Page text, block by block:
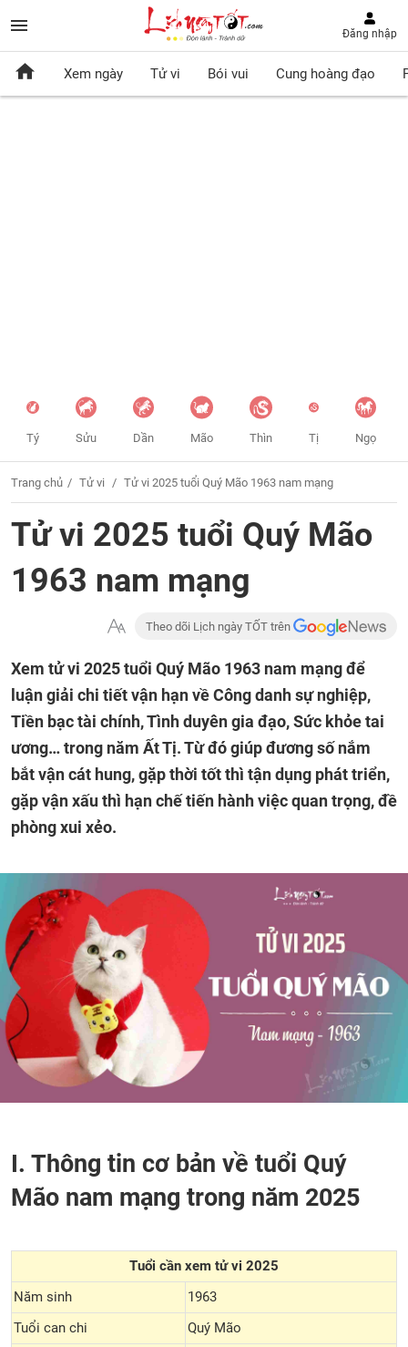
Đăng nhập
Xem ngày Tử vi Bói vui Cung hoàng đạo
Tý Sửu Dần Mão Thìn Tị Ngọ
Trang chủ Tử vi Tử vi 2025 tuổi Quý Mão 1963 nam mạng
Tử vi 2025 tuổi Quý Mão
1963 nam mạng
Theo dõi Lịch ngày TỐT trên
Xem tử vi 2025 tuổi Quý Mão 1963 nam mạng để
luận giải chi tiết vận hạn về Công danh sự nghiệp,
Tiền bạc tài chính, Tình duyên gia đạo, Sức khỏe tai
ương… trong năm Ất Tị. Từ đó giúp đương số nắm
bắt vận cát hung, gặp thời tốt thì tận dụng phát triển,
gặp vận xấu thì hạn chế tiến hành việc quan trọng, đề
phòng xui xẻo.
I. Thông tin cơ bản về tuổi Quý
Mão nam mạng trong năm 2025
Tuổi cần xem tử vi 2025
Năm sinh
1963
Tuổi can chi
Quý Mão